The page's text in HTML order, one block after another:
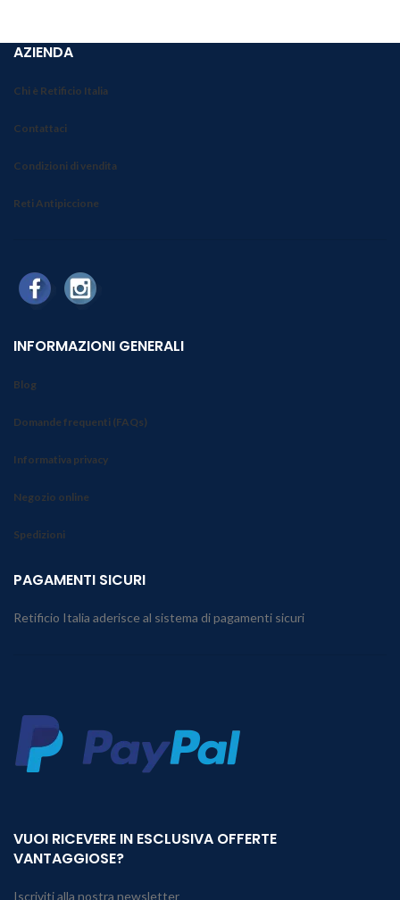
AZIENDA
Chi è Retificio Italia
Contattaci
Condizioni di vendita
Reti Antipiccione
INFORMAZIONI GENERALI
Blog
Domande frequenti (FAQs)
Informativa privacy
Negozio online
Spedizioni
PAGAMENTI SICURI
Retificio Italia aderisce al sistema di pagamenti sicuri
VUOI RICEVERE IN ESCLUSIVA OFFERTE
VANTAGGIOSE?
Iscriviti alla nostra newsletter